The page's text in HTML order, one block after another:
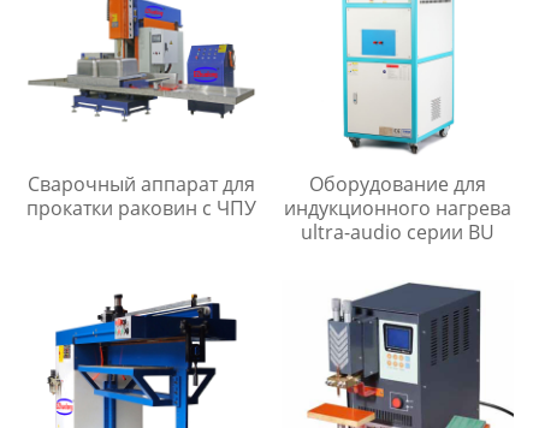
Сварочный аппарат для
прокатки раковин с ЧПУ
Оборудование для
индукционного нагрева
ultra-audio серии BU